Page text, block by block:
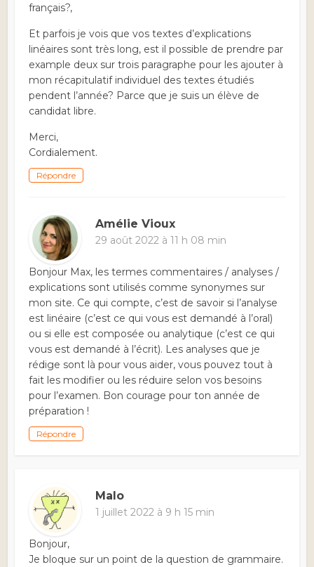
français?,
Et parfois je vois que vos textes d’explications
linéaires sont très long, est il possible de prendre par
example deux sur trois paragraphe pour les ajouter à
mon récapitulatif individuel des textes étudiés
pendent l’année? Parce que je suis un élève de
candidat libre.
Merci,
Cordialement.
Répondre
Amélie Vioux
29 août 2022 à 11 h 08 min
Bonjour Max, les termes commentaires / analyses /
explications sont utilisés comme synonymes sur
mon site. Ce qui compte, c’est de savoir si l’analyse
est linéaire (c’est ce qui vous est demandé à l’oral)
ou si elle est composée ou analytique (c’est ce qui
vous est demandé à l’écrit). Les analyses que je
rédige sont là pour vous aider, vous pouvez tout à
fait les modifier ou les réduire selon vos besoins
pour l’examen. Bon courage pour ton année de
préparation !
Répondre
Malo
1 juillet 2022 à 9 h 15 min
Bonjour,
Je bloque sur un point de la question de grammaire.